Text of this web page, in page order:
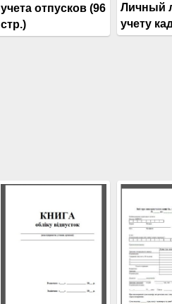
учета отпусков (96
стр.)
Личный
учету